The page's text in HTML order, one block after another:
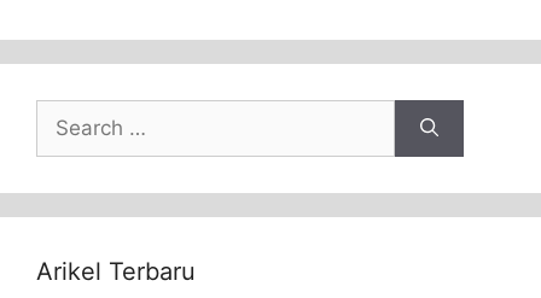
Search
for:
Arikel Terbaru